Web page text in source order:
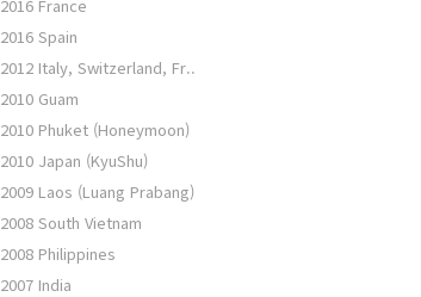
2016 France
2016 Spain
2012 Italy, Switzerland, Fr..
2010 Guam
2010 Phuket (Honeymoon)
2010 Japan (KyuShu)
2009 Laos (Luang Prabang)
2008 South Vietnam
2008 Philippines
2007 India